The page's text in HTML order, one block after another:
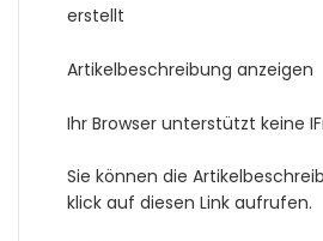
erstellt
Artikelbeschreibung anzeigen
Ihr Browser unterstützt keine
Sie können die
klick auf diesen Link aufrufen.